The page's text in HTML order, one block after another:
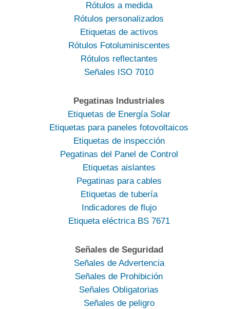
Rótulos a medida
Rótulos personalizados
Etiquetas de activos
Rótulos Fotoluminiscentes
Rótulos reflectantes
Señales ISO 7010
Pegatinas Industriales
Etiquetas de Energía Solar
Etiquetas para paneles fotovoltaicos
Etiquetas de inspección
Pegatinas del Panel de Control
Etiquetas aislantes
Pegatinas para cables
Etiquetas de tubería
Indicadores de flujo
Etiqueta eléctrica BS 7671
Señales de Seguridad
Señales de Advertencia
Señales de Prohibición
Señales Obligatorias
Señales de peligro